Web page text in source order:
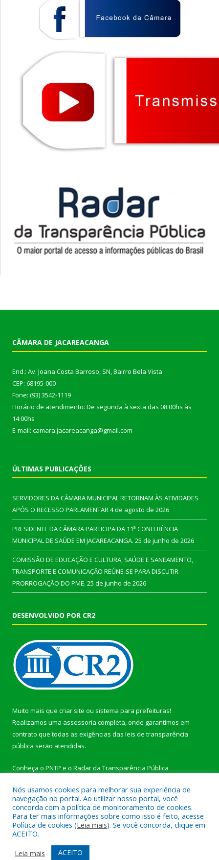
CÂMARA DE JACAREACANGA
End.: Av. Joana Costa Barroso, SN, Bairro Bela Vista
CEP: 68195-000
Fone: (93) 3542-1119
Horário de atendimento: De segunda à sexta das 08:00hs às
14:00hs
E-mail: camara.jacareacanga@gmail.com
ÚLTIMAS PUBLICAÇÕES
SERVIDORES DA CÂMARA MUNICIPAL RETORNAM ÀS ATIVIDADES
APÓS O RECESSO PARLAMENTAR4 de agosto de 2026
PRESIDENTE DA CÂMARA PARTICIPA DA 11ª CONFERÊNCIA
MUNICIPAL DE SAÚDE EM JACAREACANGA. 25 de junho de 2026
COMISSÃO DE EDUCAÇÃO E CULTURA, SAÚDE E SANEAMENTO,
TRANSPORTE E COMUNICAÇÃO REÚNE-SE PARA DISCUTIR
PRORROGAÇÃO DO PME. 25 de junho de 2026
DESENVOLVIDO POR CR2
Muito mais que criar site ou sistema para prefeituras!
Realizamos uma assessoria completa, onde garantimos em
contrato que todas as exigências das leis de transparência
pública serão atendidas.
Conheça o PNTP e o Radar da Transparência Pública
Todos os direitos reservados a Câmara Municipal de
Jacareacanga.
Mapa do Site
Acessar Área Administrativa
Nós usamos cookies para melhorar sua experiência de
navegação no portal. Ao utilizar nosso portal, você
concorda com a política de monitoramento de cookies.
Para ter mais informações sobre como isso é feito, acesse
Política de cookies (Leia mais). Se você concorda, clique em
ACEITO.
Leia mais
ACEITO